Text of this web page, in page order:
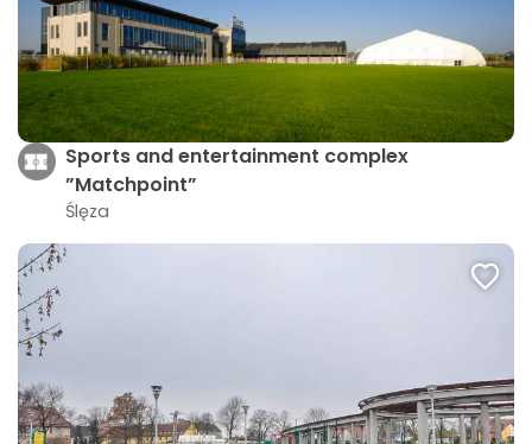
Sports and entertainment complex
”Matchpoint”
Ślęza